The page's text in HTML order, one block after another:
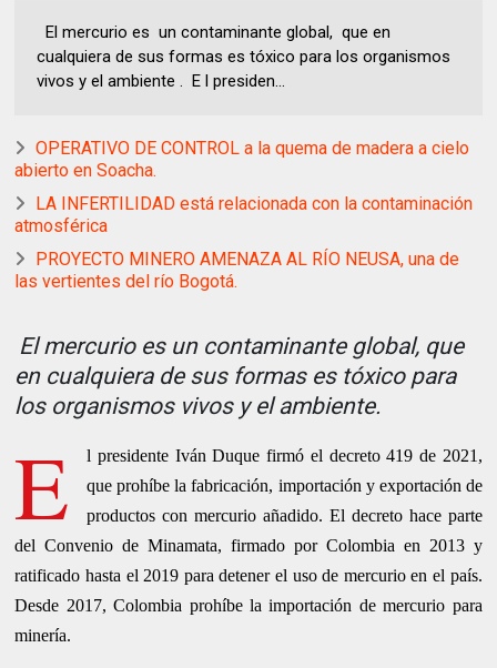
El mercurio es un contaminante global, que en
cualquiera de sus formas es tóxico para los organismos
vivos y el ambiente . E l presiden...
OPERATIVO DE CONTROL a la quema de madera a cielo
abierto en Soacha.
LA INFERTILIDAD está relacionada con la contaminación
atmosférica
PROYECTO MINERO AMENAZA AL RÍO NEUSA, una de
las vertientes del río Bogotá.
El mercurio es un contaminante global, que
en cualquiera de sus formas es tóxico para
los organismos vivos y el ambiente.
E
l presidente Iván Duque firmó el decreto 419 de 2021,
que prohíbe la fabricación, importación y exportación de
productos con mercurio añadido. El decreto hace parte
del Convenio de Minamata, firmado por Colombia en 2013 y
ratificado hasta el 2019 para detener el uso de mercurio en el país.
Desde 2017, Colombia prohíbe la importación de mercurio para
minería.